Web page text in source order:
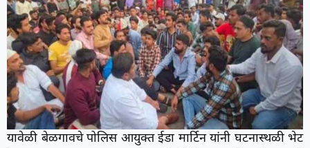
यावेळी बेळगावचे पोलिस आयुक्त ईडा मार्टिन यांनी घटनास्थळी भेट